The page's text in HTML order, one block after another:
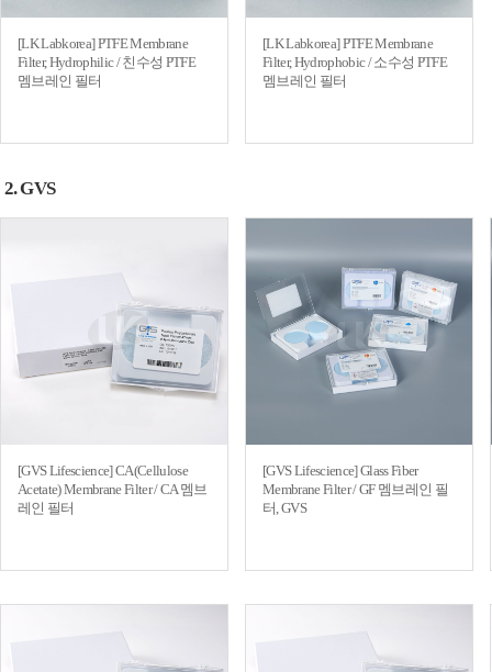
[LK Labkorea] PTFE Membrane
Filter, Hydrophilic / 친수성 PTFE
멤브레인 필터
[LK Labkorea] PTFE Membrane
Filter, Hydrophobic / 소수성 PTFE
멤브레인 필터
2. GVS
[GVS Lifescience] CA(Cellulose
Acetate) Membrane Filter / CA 멤브
레인 필터
[GVS Lifescience] Glass Fiber
Membrane Filter / GF 멤브레인 필
터, GVS